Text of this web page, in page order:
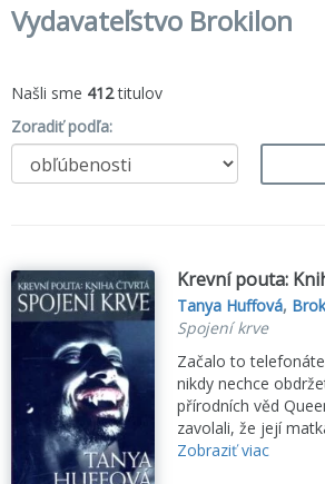
Vydavateľstvo Brokilon
Našli sme 412titulov
Zoradiť podľa:
Krevní pouta:
Tanya Huffová,
Spojení krve
Začalo to
nikdy nechce
přírodních věd
zavolali, že její
Zobraziť viac